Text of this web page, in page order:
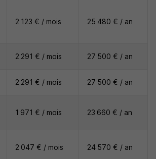
2 123 € / mois 25 480 € / an
2 291 € / mois 27 500 € / an
2 291 € / mois 27 500 € / an
1 971 € / mois 23 660 € / an
2 047 € / mois 24 570 € / an